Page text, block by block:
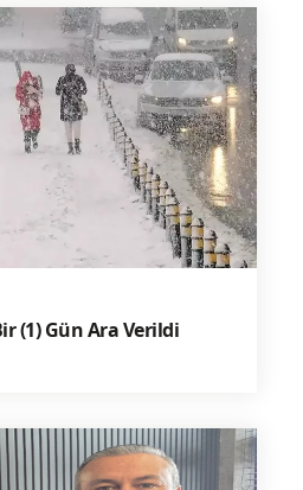
(1) Gün Ara Verildi